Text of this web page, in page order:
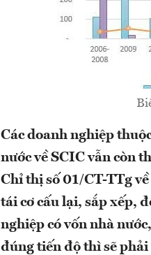
Các doanh nghiệp
nước về SCIC vẫn còn
Chỉ thị số 01/CT-TTg
tái cơ cấu lại, sắp xếp,
nghiệp có vốn nhà
đúng tiến độ thì sẽ